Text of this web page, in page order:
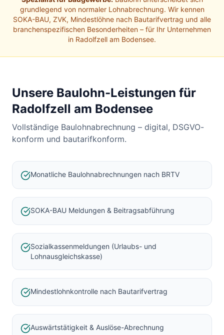
grundlegend von normaler Lohnabrechnung. Wir kennen
SOKA-BAU, ZVK, Mindestlöhne nach Bautarifvertrag und alle
branchenspezifischen Besonderheiten – für Ihr Unternehmen
in Radolfzell am Bodensee.
Unsere Baulohn-Leistungen für
Radolfzell am Bodensee
Vollständige Baulohnabrechnung – digital, DSGVO-
konform und bautarifkonform.
Monatliche Baulohnabrechnungen nach BRTV
SOKA-BAU Meldungen & Beitragsabführung
Sozialkassenmeldungen (Urlaubs- und
Lohnausgleichskasse)
Mindestlohnkontrolle nach Bautarifvertrag
Auswärtstätigkeit & Auslöse-Abrechnung
Finanzbuchhaltung Ulm
Baulohnabrechnung Backnang
Baulohnabrechnung Stuttgart
Baulohnabrechnung Heilbronn
Baulohnabrechnung Karlsruhe